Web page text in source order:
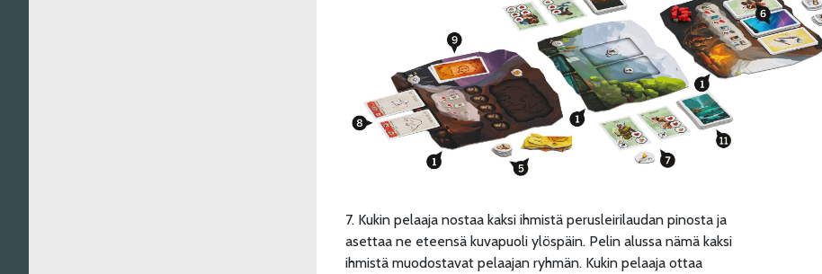
7. Kukin pelaaja nostaa kaksi ihmistä perusleirilaudan pinosta ja
asettaa ne eteensä kuvapuoli ylöspäin. Pelin alussa nämä kaksi
ihmistä muodostavat pelaajan ryhmän. Kukin pelaaja ottaa